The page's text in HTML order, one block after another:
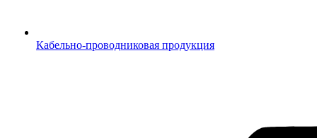
Кабельно-проводниковая продукция